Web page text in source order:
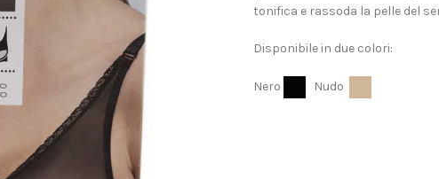
tonifica e rassoda la pelle del
Disponibile in due colori:
Nero Nudo